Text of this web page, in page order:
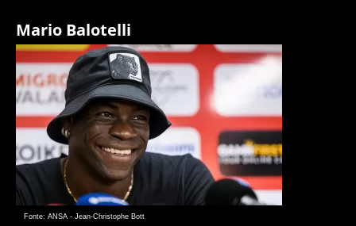
Mario Balotelli
Fonte: ANSA - Jean-Christophe Bott